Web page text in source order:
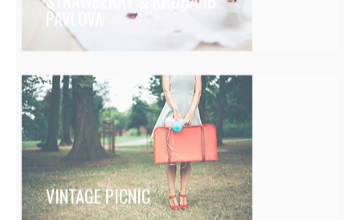
PAVLOVA
VINTAGE PICNIC